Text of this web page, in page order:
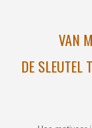
VAN
DE SLEUTEL